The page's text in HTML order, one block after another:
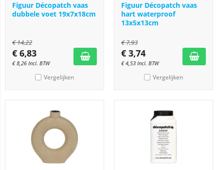
Figuur Décopatch vaas
dubbele voet 19x7x18cm
€14,22
€ 6,83
€8,26 Incl. BTW
Vergelijken
Figuur Décopatch vaas
hart waterproof
13x5x13cm
€7,93
€ 3,74
€4,53 Incl. BTW
Vergelijken